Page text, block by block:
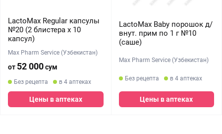
LactoMax Regular капсулы
№20 (2 блистера х 10
капсул)
Max Pharm Service (Узбекистан)
от 52 000сум
Без рецепта в 4 аптеках
Цены в аптеках
LactoMax Baby порошок д/
внут. прим по 1 г №10
(саше)
Max Pharm Service (Узбекистан)
Без рецепта в 4 аптеках
Цены в аптеках